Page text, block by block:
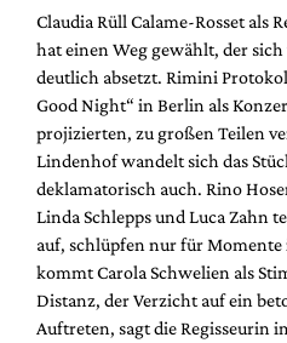
Claudia Rüll Calame-Rosset als
hat einen Weg gewählt, der
deutlich absetzt. Rimini
Good Night“ in Berlin als
projizierten, zu großen Teilen
Lindenhof wandelt sich das
deklamatorisch auch. Rino
Linda Schlepps und Luca Zahn
auf, schlüpfen nur für
kommt Carola Schwelien als
Distanz, der Verzicht auf ein
Auftreten, sagt die Regisseurin